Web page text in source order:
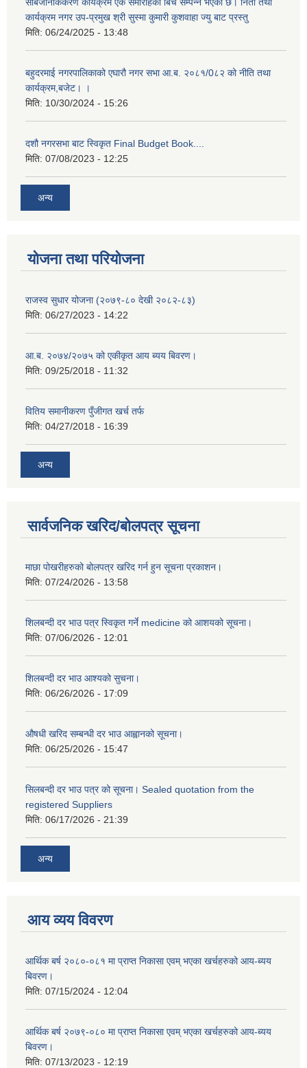
सार्बजनिकिकरण कार्यक्रम एक समारोहका बिच सम्पन्न भएको छ। निती तथा
कार्यक्रम नगर उप-प्रमुख श्री सुस्मा कुमारी कुशवाहा ज्यु बाट प्रस्तु
मिति: 06/24/2025 - 13:48
बहुदरमाई नगरपालिकाको एघारौ नगर सभा आ.ब. २०८१/0८२ को नीति तथा
कार्यक्रम,बजेट। ।
मिति: 10/30/2024 - 15:26
दशौ नगरसभा बाट स्विकृत Final Budget Book....
मिति: 07/08/2023 - 12:25
अन्य
योजना तथा परियोजना
राजस्व सुधार योजना (२०७९-८० देखी २०८२-८३)
मिति: 06/27/2023 - 14:22
आ.ब. २०७४/२०७५ को एकीकृत आय ब्यय बिवरण।
मिति: 09/25/2018 - 11:32
वितिय समानीकरण पुँजीगत खर्च तर्फ
मिति: 04/27/2018 - 16:39
अन्य
सार्वजनिक खरिद/बोलपत्र सूचना
माछा पोखरीहरुको बोलपत्र खरिद गर्न हुन सूचना प्रकाशन।
मिति: 07/24/2026 - 13:58
शिलबन्दी दर भाउ पत्र स्विकृत गर्ने medicine को आशयको सूचना।
मिति: 07/06/2026 - 12:01
शिलबन्दी दर भाउ आश्यको सुचना।
मिति: 06/26/2026 - 17:09
औषधी खरिद सम्बन्धी दर भाउ आह्वानको सूचना।
मिति: 06/25/2026 - 15:47
सिलबन्दी दर भाउ पत्र को सूचना। Sealed quotation from the
registered Suppliers
मिति: 06/17/2026 - 21:39
अन्य
आय व्यय विवरण
आर्थिक बर्ष २०८०-०८१ मा प्राप्त निकासा एवम् भएका खर्चहरुको आय-ब्यय
बिवरण।
मिति: 07/15/2024 - 12:04
आर्थिक बर्ष २०७९-०८० मा प्राप्त निकासा एवम् भएका खर्चहरुको आय-ब्यय
बिवरण।
मिति: 07/13/2023 - 12:19